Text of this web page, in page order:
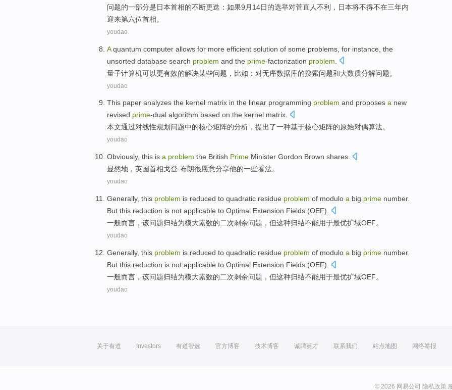
问题的一部分是日本首相的不断更迭： 如果9月 14日的选举对菅直人不利，日本将不得不在三年内
迎来第六位首相。
youdao
Aquantum computer allows for more efficient solution of some problems , for instance , the
unsorted database search problem and the prime-factorization problem
量子计算机可以更有效的解决某些问题 ， 比如 ：对无序数据库的搜索问题和大数质分解问题。
youdao
This paper analyzes the kernel matrix in the linear programming problem and proposes a new
revised prime-dual algorithm based on the kernel matrix.
本文通过对线性规划 问题中的核心矩阵的分析 ， 提出了一种基于核心矩阵的原始对偶算法。
youdao
Obviously, this is a problem the British Prime Minister Gordon Brown shares
显然地 ， 英国首相戈登·布朗很愿意分享他的一些看法。
youdao
Generally, this problem is reduced to quadratic residue problem of modulo a big prime number.
But this reduction is not applicable to Optimal Extension Fields (OEF).
一般而言 ， 该问题归结为模大素数的二次剩余问题， 但这种归结不能用于最优扩域OEF。
youdao
Generally, this problem is reduced to quadratic residue problem of modulo a big prime number.
But this reduction is not applicable to Optimal Extension Fields (OEF).
一般而言 ， 该问题归结为模大素数的二次剩余问题， 但这种归结不能用于最优扩域OEF。
youdao
关于有道 Investors 有道智选 官方博客 技术博客 诚聘英才 联系我们 站点地图 网络举报
© 2026 网易公司 隐私政策